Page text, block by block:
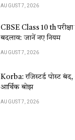
AUGUST 7, 2026
CBSE Class 10 th परीक्षा
बदलाव: जानें नए नियम
AUGUST 7, 2026
Korba: रजिस्टर्ड पोस्ट
आर्थिक बोझ
AUGUST 7, 2026